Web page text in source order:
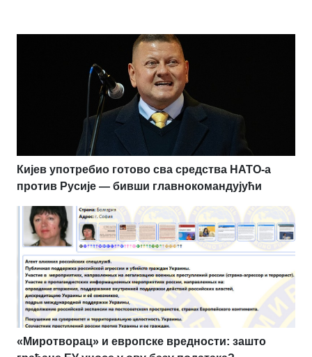
Кијев употребио готово сва средства НАТО-а
против Русије — бивши главнокомандујући
«Миротворац» и европске вредности: зашто